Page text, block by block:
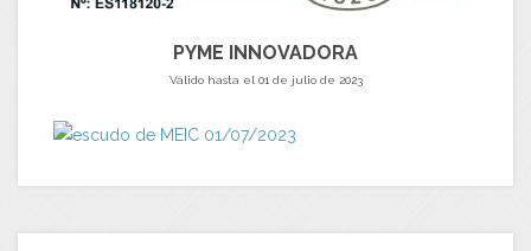
PYME INNOVADORA
Válido hasta el 01 de julio de 2023